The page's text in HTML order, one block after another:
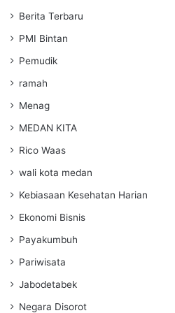
Berita Terbaru
PMI Bintan
Pemudik
ramah
Menag
MEDAN KITA
Rico Waas
wali kota medan
Kebiasaan Kesehatan Harian
Ekonomi Bisnis
Payakumbuh
Pariwisata
Jabodetabek
Negara Disorot